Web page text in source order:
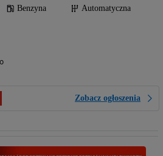
Benzyna
Automatyczna
Zobacz ogłoszenia